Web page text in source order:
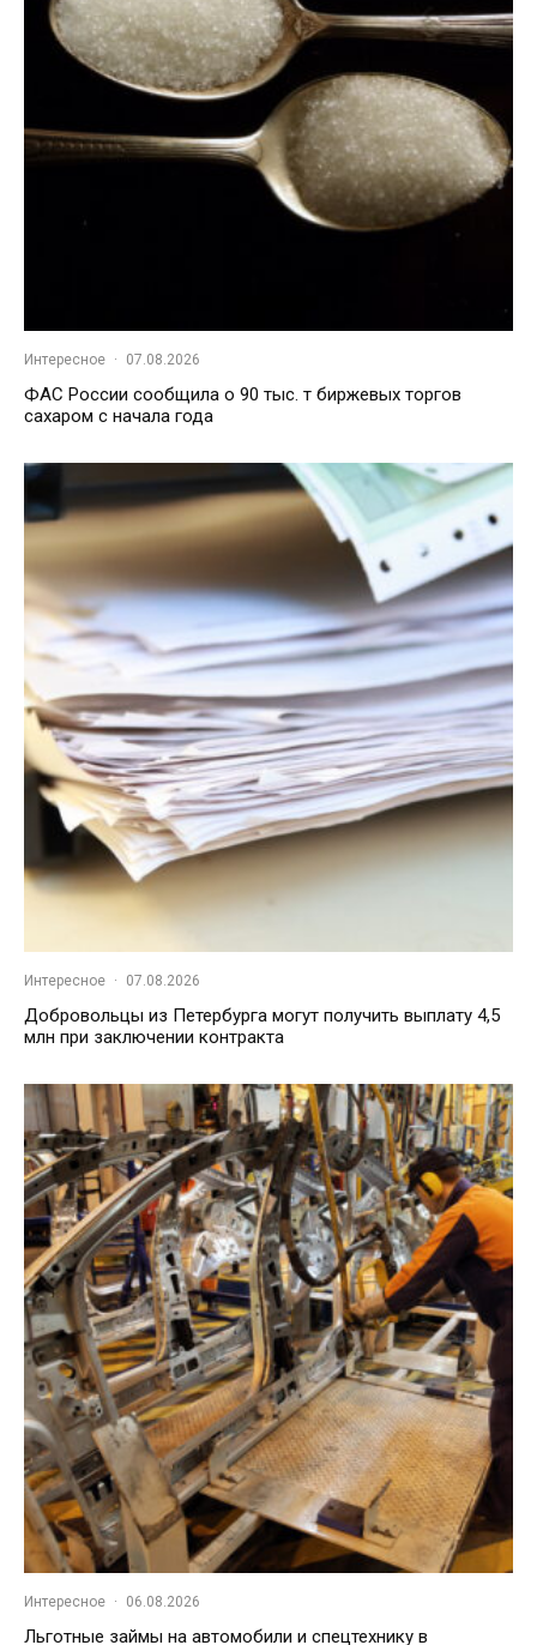
Интересное · 07.08.2026
ФАС России сообщила о 90 тыс. т биржевых торгов
сахаром с начала года
Интересное · 07.08.2026
Добровольцы из Петербурга могут получить выплату 4,5
млн при заключении контракта
Интересное · 06.08.2026
Льготные займы на автомобили и спецтехнику в